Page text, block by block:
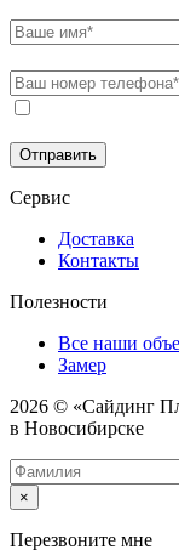
Отправить
Сервис
Доставка
Контакты
Полезности
Все наши
Замер
2026 © «Сайдинг
в Новосибирске
×
Перезвоните мне